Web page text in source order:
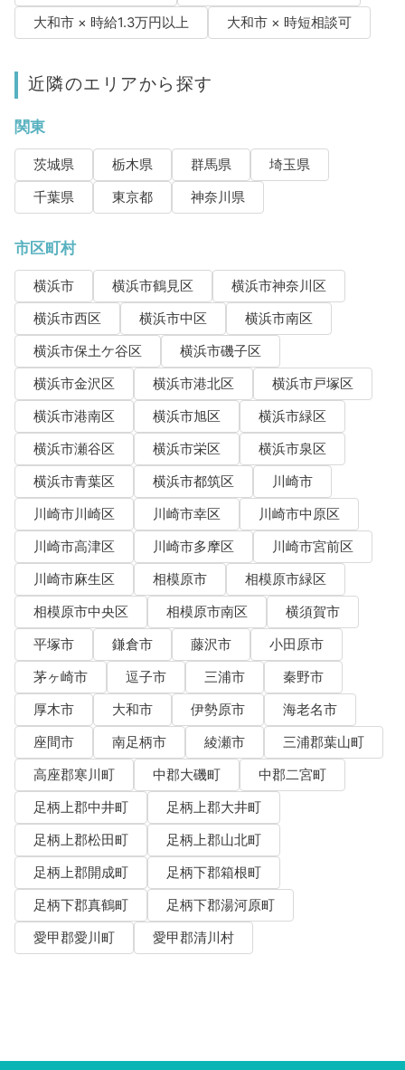
大和市 × 時給1.3万円以上
大和市 × 時短相談可
近隣のエリアから探す
関東
茨城県 栃木県 群馬県
埼玉県
千葉県
東京都 神奈川県
市区町村
横浜市 横浜市鶴見区
横浜市神奈川区
横浜市西区
横浜市中区
横浜市南区
横浜市保土ケ谷区
横浜市磯子区
横浜市金沢区
横浜市港北区
横浜市戸塚区
横浜市港南区
横浜市旭区
横浜市緑区
横浜市瀬谷区
横浜市栄区
横浜市泉区
横浜市青葉区
横浜市都筑区
川崎市
川崎市川崎区
川崎市幸区
川崎市中原区
川崎市高津区
川崎市多摩区
川崎市宮前区
川崎市麻生区
相模原市
相模原市緑区
相模原市中央区
相模原市南区
横須賀市
平塚市
鎌倉市 藤沢市
小田原市
茅ヶ崎市
逗子市 三浦市
秦野市
厚木市
大和市 伊勢原市
海老名市
座間市
南足柄市 綾瀬市
三浦郡葉山町
高座郡寒川町
中郡大磯町
中郡二宮町
足柄上郡中井町
足柄上郡大井町
足柄上郡松田町
足柄上郡山北町
足柄上郡開成町
足柄下郡箱根町
足柄下郡真鶴町
足柄下郡湯河原町
愛甲郡愛川町
愛甲郡清川村